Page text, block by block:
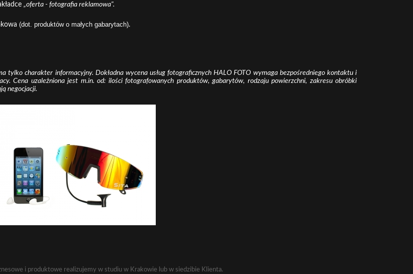
„oferta - fotografia reklamowa".
(dot. produktów o małych gabarytach).
tylko charakter informacyjny. Dokładna wycena usług fotograficznych HALO FOTO wymaga bezpośredniego kontaktu i
Cena uzależniona jest m.in. od: ilości fotografowanych produktów, gabarytów, rodzaju powierzchni, zakresu obróbki
negocjacji.
i produktowe realizujemy w studiu w Krakowie lub w siedzibie Klienta.